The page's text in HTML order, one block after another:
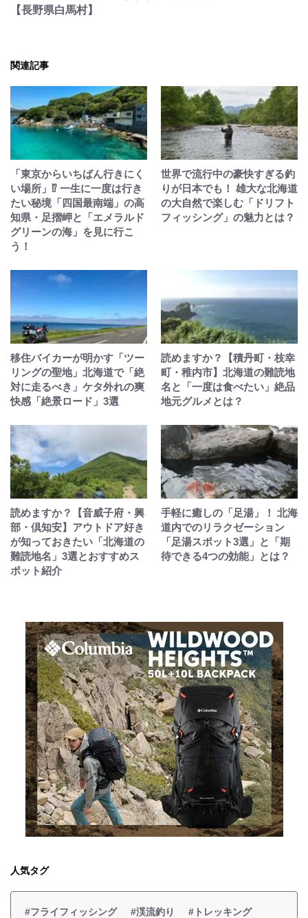
【長野県白馬村】
関連記事
「東京からいちばん行きにく
い場所」⁉︎ 一生に一度は行き
たい秘境「四国最南端」の高
知県・足摺岬と「エメラルド
グリーンの海」を見に行こ
う！
世界で流行中の豪快すぎる釣
りが日本でも！ 雄大な北海道
の大自然で楽しむ「ドリフト
フィッシング」の魅力とは？
移住バイカーが明かす「ツー
リングの聖地」北海道で「絶
対に走るべき」ケタ外れの爽
快感「絶景ロード」3選
読めますか？【積丹町・枝幸
町・稚内市】北海道の難読地
名と「一度は食べたい」絶品
地元グルメとは？
読めますか？【音威子府・興
部・倶知安】アウトドア好き
が知っておきたい「北海道の
難読地名」3選とおすすめス
ポット紹介
手軽に癒しの「足湯」！ 北海
道内でのリラクゼーション
「足湯スポット3選」と「期
待できる4つの効能」とは？
人気タグ
#フライフィッシング #渓流釣り
#トレッキング